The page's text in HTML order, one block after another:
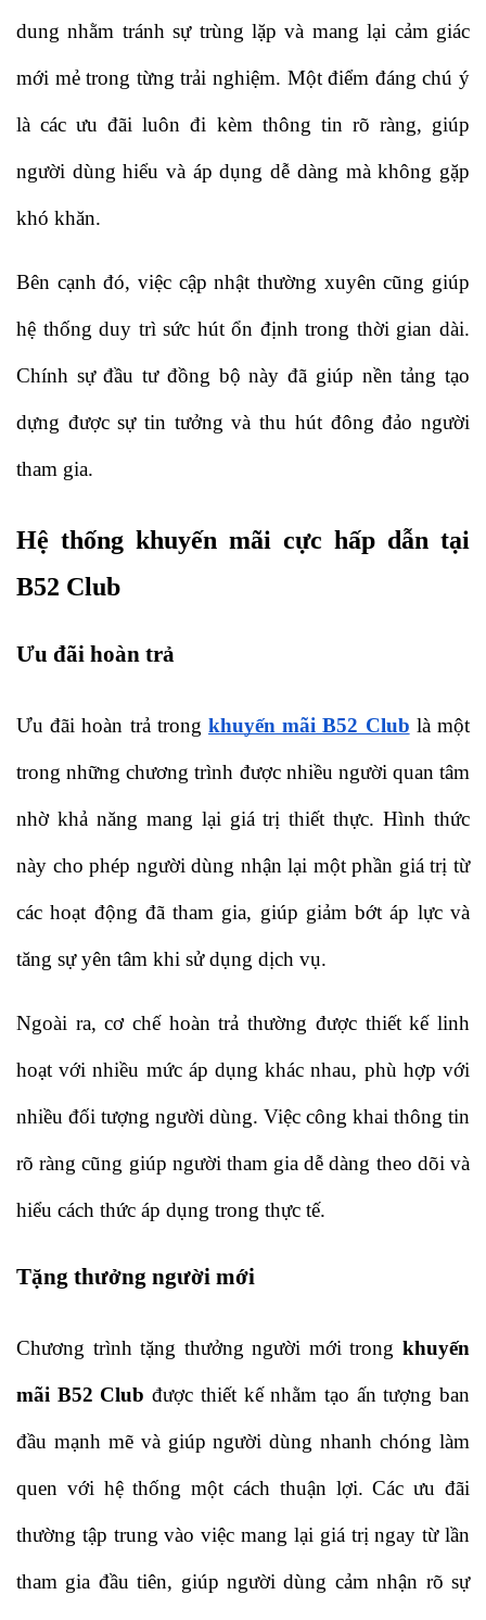
dung nhằm tránh sự trùng lặp và mang lại cảm giác
mới mẻ trong từng trải nghiệm. Một điểm đáng chú ý
là các ưu đãi luôn đi kèm thông tin rõ ràng, giúp
người dùng hiểu và áp dụng dễ dàng mà không gặp
khó khăn.
Bên cạnh đó, việc cập nhật thường xuyên cũng giúp
hệ thống duy trì sức hút ổn định trong thời gian dài.
Chính sự đầu tư đồng bộ này đã giúp nền tảng tạo
dựng được sự tin tưởng và thu hút đông đảo người
tham gia.
Hệ thống khuyến mãi cực hấp dẫn tại
B52 Club
Ưu đãi hoàn trả
Ưu đãi hoàn trả trong khuyến mãi B52 Club là một
trong những chương trình được nhiều người quan tâm
nhờ khả năng mang lại giá trị thiết thực. Hình thức
này cho phép người dùng nhận lại một phần giá trị từ
các hoạt động đã tham gia, giúp giảm bớt áp lực và
tăng sự yên tâm khi sử dụng dịch vụ.
Ngoài ra, cơ chế hoàn trả thường được thiết kế linh
hoạt với nhiều mức áp dụng khác nhau, phù hợp với
nhiều đối tượng người dùng. Việc công khai thông tin
rõ ràng cũng giúp người tham gia dễ dàng theo dõi và
hiểu cách thức áp dụng trong thực tế.
Tặng thưởng người mới
Chương trình tặng thưởng người mới trong khuyến
mãi B52 Club được thiết kế nhằm tạo ấn tượng ban
đầu mạnh mẽ và giúp người dùng nhanh chóng làm
quen với hệ thống một cách thuận lợi. Các ưu đãi
thường tập trung vào việc mang lại giá trị ngay từ lần
tham gia đầu tiên, giúp người dùng cảm nhận rõ sự